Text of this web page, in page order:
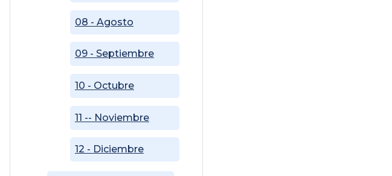
08 - Agosto
09 - Septiembre
10 - Octubre
11 -- Noviembre
12 - Diciembre